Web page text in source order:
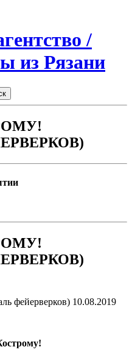
/
из Рязани